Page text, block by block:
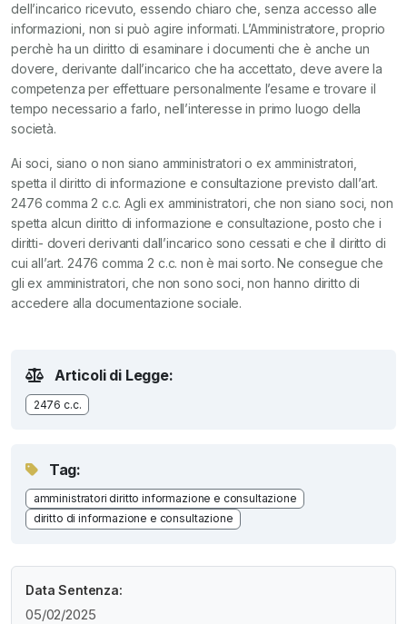
dell’incarico ricevuto, essendo chiaro che, senza accesso alle
informazioni, non si può agire informati. L’Amministratore, proprio
perchè ha un diritto di esaminare i documenti che è anche un
dovere, derivante dall’incarico che ha accettato, deve avere la
competenza per effettuare personalmente l’esame e trovare il
tempo necessario a farlo, nell’interesse in primo luogo della
società.
Ai soci, siano o non siano amministratori o ex amministratori,
spetta il diritto di informazione e consultazione previsto dall’art.
2476 comma 2 c.c. Agli ex amministratori, che non siano soci, non
spetta alcun diritto di informazione e consultazione, posto che i
diritti- doveri derivanti dall’incarico sono cessati e che il diritto di
cui all’art. 2476 comma 2 c.c. non è mai sorto. Ne consegue che
gli ex amministratori, che non sono soci, non hanno diritto di
accedere alla documentazione sociale.
Articoli di Legge:
2476 c.c.
Tag:
amministratori diritto informazione e consultazione
diritto di informazione e consultazione
Data Sentenza:
05/02/2025